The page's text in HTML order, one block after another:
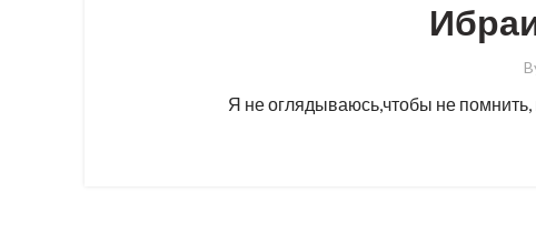
Я не оглядываюсь,чтобы не помнить,